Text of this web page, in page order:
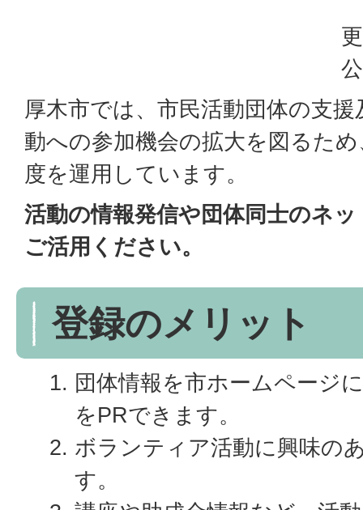
厚木市では、市民活動団体の支
動への参加機会の拡大を図るた
度を運用しています。
活動の情報発信や団体同士のネ
ご活用ください。
登録のメリット
団体情報を市ホームページ
をPRできます。
ボランティア活動に興味の
す。